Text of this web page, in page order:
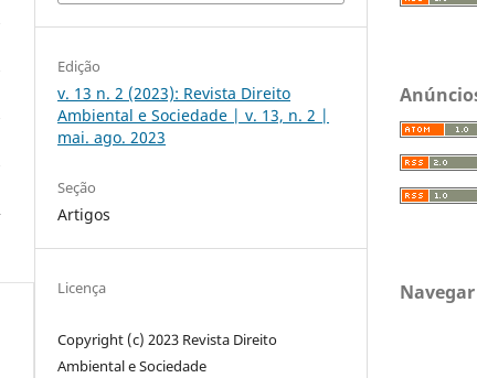
Edição
v. 13 n. 2 (2023): Revista Direito
Ambiental e Sociedade | v. 13, n. 2 |
mai. ago. 2023
Seção
Artigos
Licença
Copyright (c) 2023 Revista Direito
Ambiental e Sociedade
Navegar